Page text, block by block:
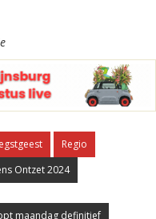
Regio
Ontzet 2024
maandag definitief